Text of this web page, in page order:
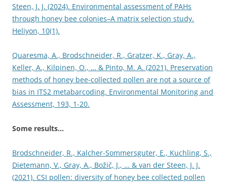
Steen, J. J. (2024). Environmental assessment of PAHs
through honey bee colonies–A matrix selection study.
Heliyon, 10(1).
Quaresma, A., Brodschneider, R., Gratzer, K., Gray, A.,
Keller, A., Kilpinen, O., … & Pinto, M. A. (2021). Preservation
methods of honey bee-collected pollen are not a source of
bias in ITS2 metabarcoding. Environmental Monitoring and
Assessment, 193, 1-20.
Some results…
Brodschneider, R., Kalcher-Sommersguter, E., Kuchling, S.,
Dietemann, V., Gray, A., Božič, J., … & van der Steen, J. J.
(2021). CSI pollen: diversity of honey bee collected pollen